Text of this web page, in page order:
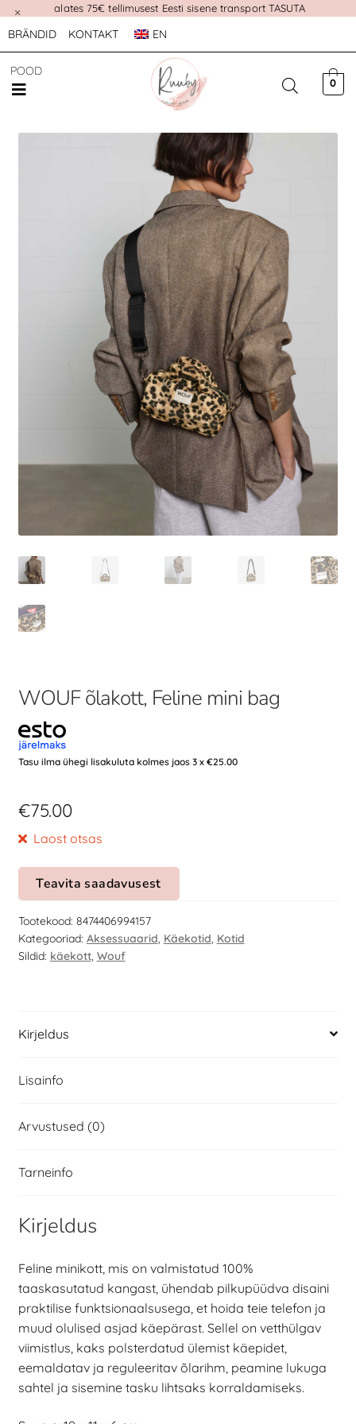
alates 75€ tellimusest Eesti sisene transport TASUTA
×
BRÄNDID KONTAKT EN
POOD
0
WOUF õlakott, Feline mini bag
Tasu ilma ühegi lisakuluta kolmes jaos 3 x €25.00
€75.00
Laost otsas
Teavita saadavusest
Tootekood: 8474406994157
Kategooriad: Aksessuaarid, Käekotid, Kotid
Sildid: käekott, Wouf
Kirjeldus
Lisainfo
Arvustused (0)
Tarneinfo
Kirjeldus
Feline minikott, mis on valmistatud 100%
taaskasutatud kangast, ühendab pilkupüüdva disaini
praktilise funktsionaalsusega, et hoida teie telefon ja
muud olulised asjad käepärast. Sellel on vetthülgav
viimistlus, kaks polsterdatud ülemist käepidet,
eemaldatav ja reguleeritav õlarihm, peamine lukuga
sahtel ja sisemine tasku lihtsaks korraldamiseks.